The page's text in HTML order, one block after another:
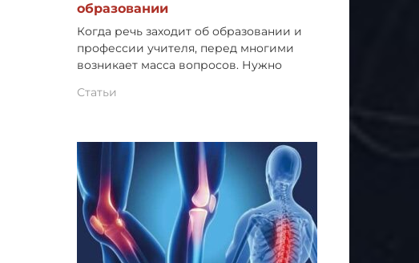
образовании
Когда речь заходит об образовании и
профессии учителя, перед многими
возникает масса вопросов. Нужно
Статьи